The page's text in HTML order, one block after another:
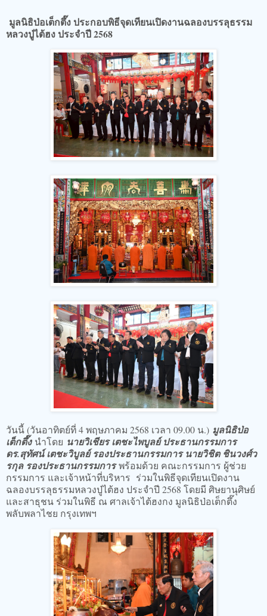
มูลนิธิป่อเต็กตึ๊ง ประกอบพิธีจุดเทียนเปิดงานฉลองบรรลุธรรม
หลวงปู่ไต้ฮง ประจำปี 2568
วันนี้ (วันอาทิตย์ที่ 4 พฤษภาคม 2568 เวลา 09.00 น.) มูลนิธิป่อ
เต็กตึ๊งนำโดย นายวิเชียร เตชะไพบูลย์ ประธานกรรมการ
ดร.สุทัศน์ เตชะวิบูลย์ รองประธานกรรมการ นายวิชิต ชินวงศ์ว
รกุล รองประธานกรรมการพร้อมด้วย คณะกรรมการ ผู้ช่วย
กรรมการ และเจ้าหน้าที่บริหาร ร่วมในพิธีจุดเทียนเปิดงาน
ฉลองบรรลุธรรมหลวงปู่ไต้ฮง ประจำปี 2568 โดยมี ศิษยานุศิษย์
และสาธุชน ร่วมในพิธี ณ ศาลเจ้าไต้ฮงกง มูลนิธิป่อเต็กตึ๊ง
พลับพลาไชย กรุงเทพฯ